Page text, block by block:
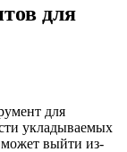
для
для
укладываемых
может выйти из-